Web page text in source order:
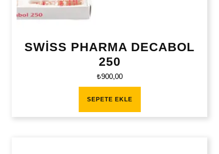
SWİSS PHARMA DECABOL
250
₺900,00
SEPETE EKLE